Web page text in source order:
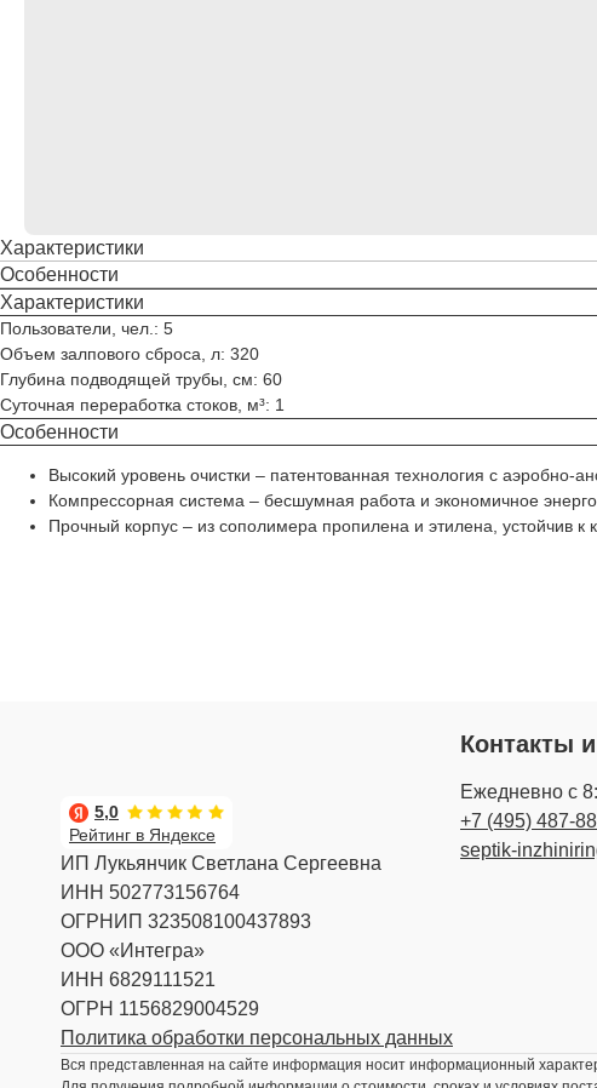
Характеристики
Особенности
Характеристики
Пользователи, чел.: 5
Объем залпового сброса, л: 320
Глубина подводящей трубы, см: 60
Суточная переработка стоков, м³: 1
Особенности
Высокий уровень очистки – патентованная технология с аэробно-
Компрессорная система – бесшумная работа и экономичное
Прочный корпус – из сополимера пропилена и этилена, устойчив к
Рейтинг в Яндексе
5,0
ИП Лукьянчик Светлана Сергеевна
ИНН 502773156764
ОГРНИП 323508100437893
ООО «Интегра»
ИНН 6829111521
ОГРН 1156829004529
Политика обработки персональных данных
Контакты
Ежедневно с
+7 (495) 487-
septik-
Вся представленная на сайте информация носит информационный